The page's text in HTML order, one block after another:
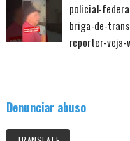
policial-
briga-de-
reporter-veja-
Denunciar abuso